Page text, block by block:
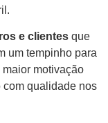
e clientes que
um tempinho para
motivação
com qualidade nos